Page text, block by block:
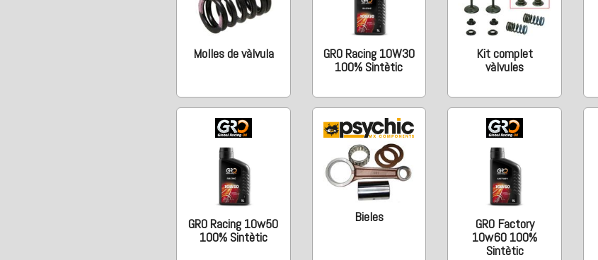
Molles de vàlvula
GRO Racing 10W30
100% Sintètic
Kit complet
vàlvules
GRO Racing 10w50
100% Sintètic
Bieles
GRO Factory
10w60 100%
Sintètic